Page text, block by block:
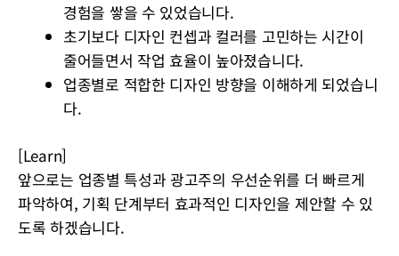
경험을 쌓을 수 있었습니다.
초기보다 디자인 컨셉과 컬러를 고민하는 시간이
줄어들면서 작업 효율이 높아졌습니다.
업종별로 적합한 디자인 방향을 이해하게 되었습니
다.
[Learn]
앞으로는 업종별 특성과 광고주의 우선순위를 더 빠르게
파악하여, 기획 단계부터 효과적인 디자인을 제안할 수 있
도록 하겠습니다.